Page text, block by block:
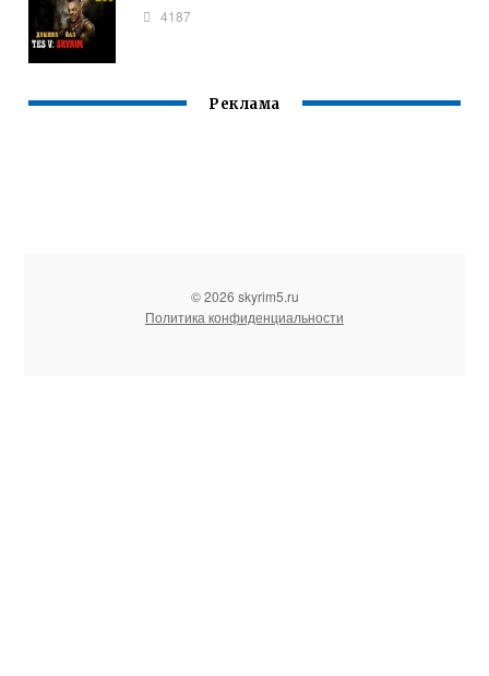
4187
Реклама
© 2026 skyrim5.ru
Политика конфиденциальности